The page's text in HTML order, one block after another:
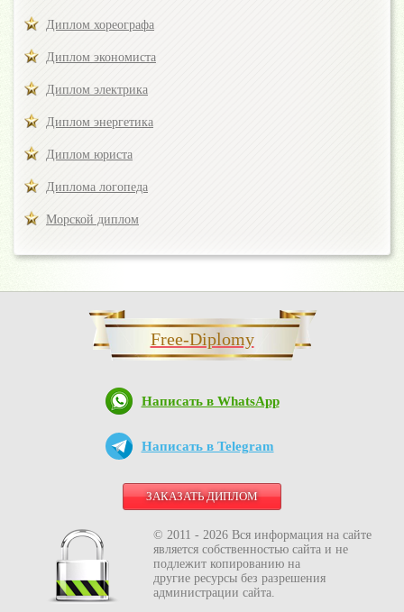
Диплом хореографа
Диплом экономиста
Диплом электрика
Диплом энергетика
Диплом юриста
Диплома логопеда
Морской диплом
Free-Diplomy
Написать в WhatsApp
Написать в Telegram
ЗАКАЗАТЬ ДИПЛОМ
© 2011 - 2026 Вся информация на сайте
является собственностью сайта и не
подлежит копированию на
другие ресурсы без разрешения
администрации сайта.